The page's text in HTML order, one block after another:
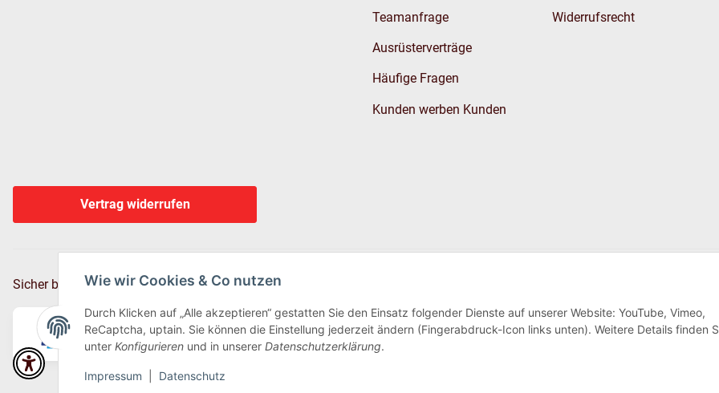
Wie wir Cookies & Co nutzen
Durch Klicken auf „Alle akzeptieren“ gestatten Sie den Einsatz folgender Dienste auf unserer Website: YouTube, Vimeo,
ReCaptcha, uptain. Sie können die Einstellung jederzeit ändern (Fingerabdruck-Icon links unten). Weitere Details finden
unter Konfigurieren und in unserer Datenschutzerklärung.
Impressum Datenschutz
Teamanfrage
Ausrüsterverträge
Häufige Fragen
Kunden werben Kunden
Widerrufsrecht
Vertrag widerrufen
Sicher bezahlen via: